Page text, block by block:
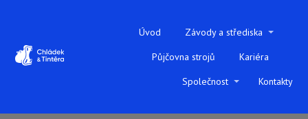
Úvod
Závody a střediska
Půjčovna strojů
Kariéra
Společnost
Kontakty